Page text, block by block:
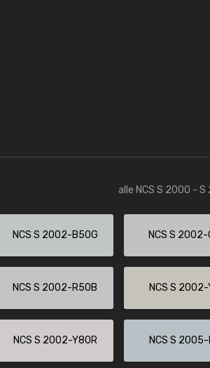
alle NCS S 2000 - S
NCS S 2002-B50G NCS S 2002-
NCS S 2002-R50B NCS S 2002-
NCS S 2002-Y80R NCS S 2005-